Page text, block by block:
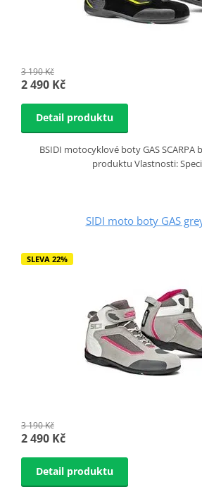
3 190 Kč
2 490 Kč
Detail produktu
BSIDI motocyklové boty GAS
produktu Vlastnosti:
SIDI moto boty GAS
SLEVA 22%
3 190 Kč
2 490 Kč
Detail produktu